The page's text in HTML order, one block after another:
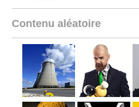
Contenu aléatoire